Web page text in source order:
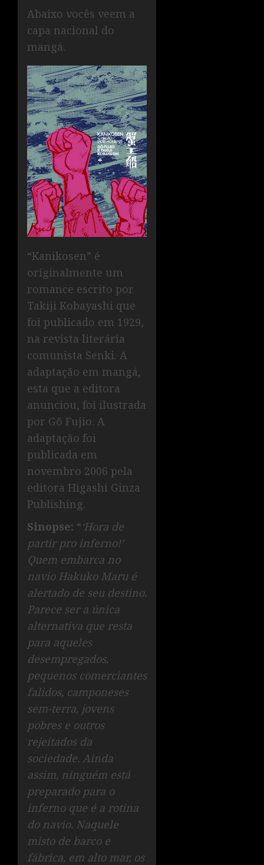
Abaixo vocês veem a
capa nacional do
mangá.
“Kanikosen” é
originalmente um
romance escrito por
Takiji Kobayashi que
foi publicado em 1929,
na revista literária
comunista Senki. A
adaptação em mangá,
esta que a editora
anunciou, foi ilustrada
por Gõ Fujio. A
adaptação foi
publicada em
novembro 2006 pela
editora Higashi Ginza
Publishing.
Sinopse: “ ‘Hora de
partir pro inferno!’
Quem embarca no
navio Hakuko Maru é
alertado de seu destino.
Parece ser a única
alternativa que resta
para aqueles
desempregados,
pequenos comerciantes
falidos, camponeses
sem-terra, jovens
pobres e outros
rejeitados da
sociedade. Ainda
assim, ninguém está
preparado para o
inferno que é a rotina
do navio. Naquele
misto de barco e
fábrica, em alto mar, os